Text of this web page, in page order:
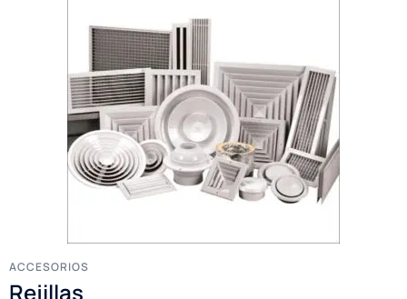
ACCESORIOS
Rejillas